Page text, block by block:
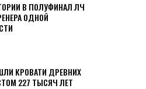
В ПОЛУФИНАЛ ЛЧ
ОДНОЙ
КРОВАТИ ДРЕВНИХ
227 ТЫСЯЧ ЛЕТ